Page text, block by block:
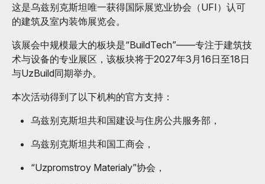
这是乌兹别克斯坦唯一获得国际展览业协会（UFI）认可
的建筑及室内装饰展览会。
该展会中规模最大的板块是“BuildTech”——专注于建筑技
术与设备的专业展区，该板块将于2027年3月16日至18日
与UzBuild同期举办。
本次活动得到了以下机构的官方支持：
乌兹别克斯坦共和国建设与住房公共服务部，
乌兹别克斯坦共和国工商会，
“Uzpromstroy Materialy”协会，